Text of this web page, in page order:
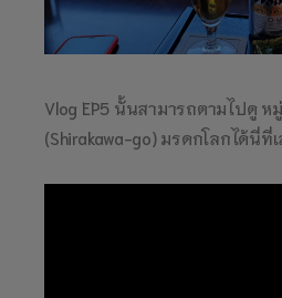
Vlog EP5 นั้นสามารถตามไปดู ห
(Shirakawa-go) มรดกโลกได้นี่ที่